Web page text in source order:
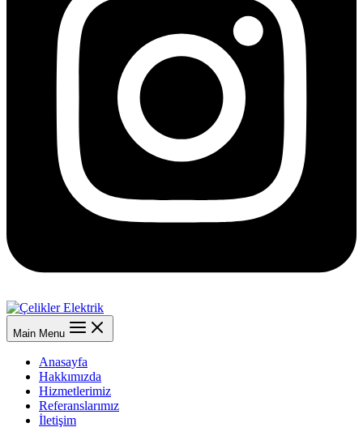
Main Menu
Anasayfa
Hakkımızda
Hizmetlerimiz
Referanslarımız
İletişim